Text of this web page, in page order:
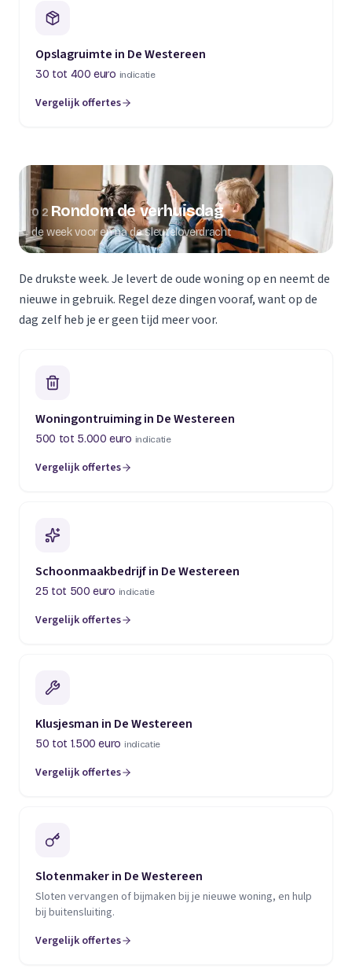
Opslagruimte in De Westereen
30 tot 400 euro indicatie
Vergelijk offertes
02 Rondom de verhuisdag
de week voor en na de sleuteloverdracht
De drukste week. Je levert de oude woning op en neemt de
nieuwe in gebruik. Regel deze dingen vooraf, want op de
dag zelf heb je er geen tijd meer voor.
Woningontruiming in De Westereen
500 tot 5.000 euro indicatie
Vergelijk offertes
Schoonmaakbedrijf in De Westereen
25 tot 500 euro indicatie
Vergelijk offertes
Klusjesman in De Westereen
50 tot 1.500 euro indicatie
Vergelijk offertes
Slotenmaker in De Westereen
Sloten vervangen of bijmaken bij je nieuwe woning, en hulp
bij buitensluiting.
Vergelijk offertes